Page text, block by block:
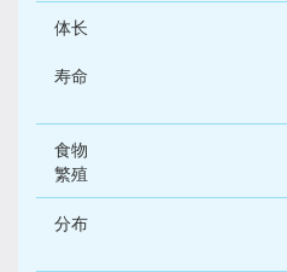
体长
寿命
食物
繁殖
分布